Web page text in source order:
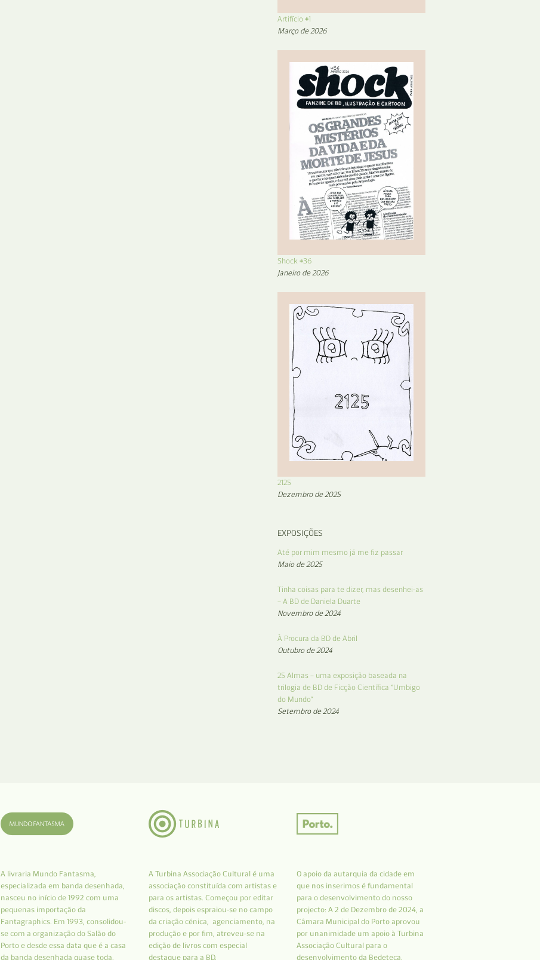
Artifício #1
Março de 2026
Shock #36
Janeiro de 2026
2125
Dezembro de 2025
EXPOSIÇÕES
Até por mim mesmo já me fiz passar
Maio de 2025
Tinha coisas para te dizer, mas desenhei-as
– A BD de Daniela Duarte
Novembro de 2024
À Procura da BD de Abril
Outubro de 2024
25 Almas – uma exposição baseada na
trilogia de BD de Ficção Científica “Umbigo
do Mundo”
Setembro de 2024
A livraria Mundo Fantasma,
especializada em banda desenhada,
nasceu no início de 1992 com uma
pequenas importação da
Fantagraphics. Em 1993, consolidou-
se com a organização do Salão do
Porto e desde essa data que é a casa
da banda desenhada quase toda.
A Turbina Associação Cultural é uma
associação constituída com artistas e
para os artistas. Começou por editar
discos, depois espraiou-se no campo
da criação cénica, agenciamento, na
produção e por fim, atreveu-se na
edição de livros com especial
destaque para a BD.
O apoio da autarquia da cidade em
que nos inserimos é fundamental
para o desenvolvimento do nosso
projecto: A 2 de Dezembro de 2024, a
Câmara Municipal do Porto aprovou
por unanimidade um apoio à Turbina
Associação Cultural para o
desenvolvimento da Bedeteca.